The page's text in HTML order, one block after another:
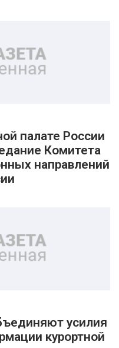
палате России
Комитета
направлений
усилия
курортной